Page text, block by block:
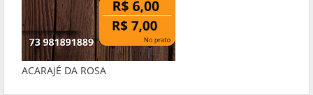
ACARAJÉ DA ROSA